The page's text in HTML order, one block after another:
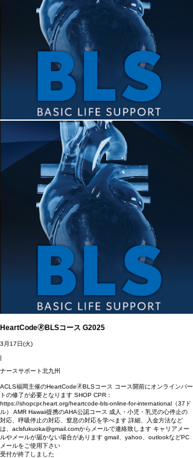
HeartCode🄬BLSコース G2025
3月17日(火)
|
ナースサポート北九州
ACLS福岡主催のHeartCode🄬BLSコース コース開前にオンラインパー
トの修了が必要となります SHOP CPR：
https://shopcpr.heart.org/heartcode-bls-online-for-international（37ド
ル） AMR Hawaii提携のAHA公認コース 成人・小児・乳児の心停止の
対応、呼吸停止の対応、窒息の対応を学べます 詳細、入金方法など
は、aclsfukuoka@gmail.comからメールで連絡致します キャリアメー
ルやメールが届かない場合があります gmail、yahoo、outlookなどPC
メールをご使用下さい
受付が終了しました